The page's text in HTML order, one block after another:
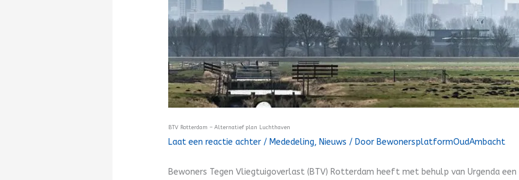
BTV Rotterdam – Alternatief plan Luchthaven
Laat een reactie achter / Mededeling, Nieuws / Door BewonersplatformOudAmbacht
Bewoners Tegen Vliegtuigoverlast (BTV) Rotterdam heeft met behulp van Urgenda